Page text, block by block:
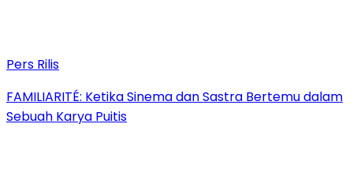
Pers Rilis
FAMILIARITÉ: Ketika Sinema dan Sastra Bertemu dalam
Sebuah Karya Puitis